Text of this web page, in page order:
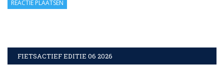
FIETSACTIEF EDITIE 06 2026